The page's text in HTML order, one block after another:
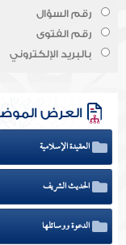
رقم السؤال
رقم الفتوى
بالبريد الإلكتروني
العرض
العقيدة الإسلامية
الحديث الشريف
الدعوة ووسائلها